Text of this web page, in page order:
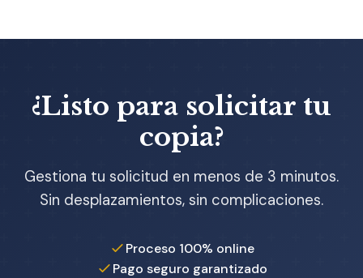
¿Listo para solicitar tu
copia?
Gestiona tu solicitud en menos de 3 minutos.
Sin desplazamientos, sin complicaciones.
Proceso 100% online
Pago seguro garantizado